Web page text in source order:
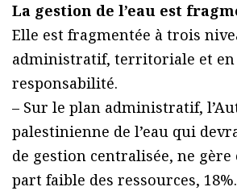
La gestion de l’eau est
Elle est fragmentée à trois
administratif, territoriale et en
responsabilité.
– Sur le plan administratif,
palestinienne de l’eau qui
de gestion centralisée, ne gère
part faible des ressources, 18%.